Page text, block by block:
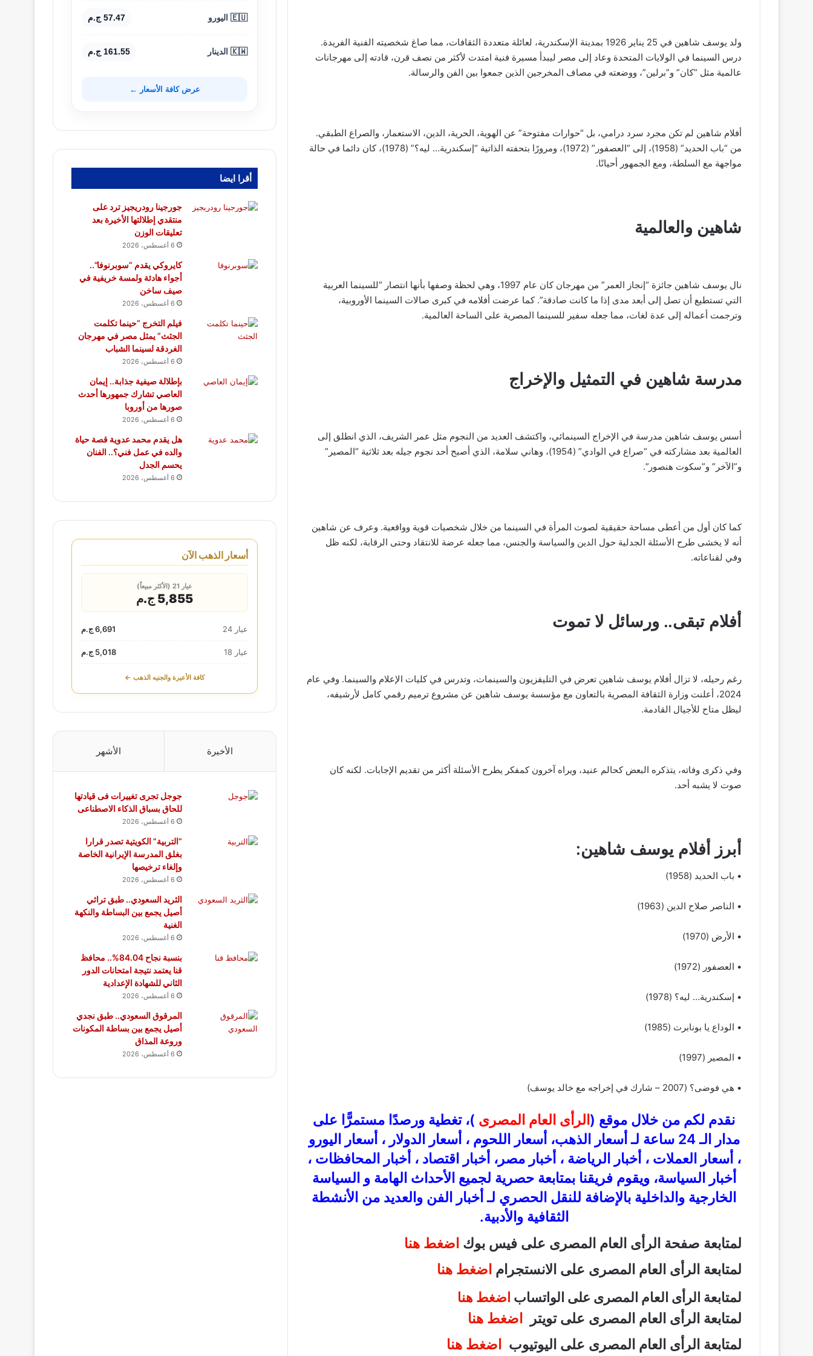
ولد يوسف شاهين في 25 يناير 1926 بمدينة الإسكندرية، لعائلة متعددة الثقافات، مما صاغ شخصيته الفنية الفريدة.
درس السينما في الولايات المتحدة وعاد إلى مصر ليبدأ مسيرة فنية امتدت لأكثر من نصف قرن، قادته إلى مهرجانات
عالمية مثل “كان” و”برلين”، ووضعته في مصاف المخرجين الذين جمعوا بين الفن والرسالة.
أفلام شاهين لم تكن مجرد سرد درامي، بل “حوارات مفتوحة” عن الهوية، الحرية، الدين، الاستعمار، والصراع الطبقي.
من “باب الحديد” (1958)، إلى “العصفور” (1972)، ومرورًا بتحفته الذاتية “إسكندرية… ليه؟” (1978)، كان دائما في حالة
مواجهة مع السلطة، ومع الجمهور أحيانًا.
شاهين والعالمية
نال يوسف شاهين جائزة “إنجاز العمر” من مهرجان كان عام 1997، وهي لحظة وصفها بأنها انتصار “للسينما العربية
التي تستطيع أن تصل إلى أبعد مدى إذا ما كانت صادقة”. كما عرضت أفلامه في كبرى صالات السينما الأوروبية،
وترجمت أعماله إلى عدة لغات، مما جعله سفير للسينما المصرية على الساحة العالمية.
مدرسة شاهين في التمثيل والإخراج
أسس يوسف شاهين مدرسة في الإخراج السينمائي، واكتشف العديد من النجوم مثل عمر الشريف، الذي انطلق إلى
العالمية بعد مشاركته في “صراع في الوادي” (1954)، وهاني سلامة، الذي أصبح أحد نجوم جيله بعد ثلاثية “المصير”
و”الآخر” و”سكوت هنصور”.
كما كان أول من أعطى مساحة حقيقية لصوت المرأة في السينما من خلال شخصيات قوية وواقعية. وعرف عن شاهين
أنه لا يخشى طرح الأسئلة الجدلية حول الدين والسياسة والجنس، مما جعله عرضة للانتقاد وحتى الرقابة، لكنه ظل
وفي لقناعاته.
أفلام تبقى.. ورسائل لا تموت
رغم رحيله، لا تزال أفلام يوسف شاهين تعرض في التليفزيون والسينمات، وتدرس في كليات الإعلام والسينما. وفي عام
2024، أعلنت وزارة الثقافة المصرية بالتعاون مع مؤسسة يوسف شاهين عن مشروع ترميم رقمي كامل لأرشيفه،
ليظل متاح للأجيال القادمة.
وفي ذكرى وفاته، يتذكره البعض كحالم عنيد، ويراه آخرون كمفكر يطرح الأسئلة أكثر من تقديم الإجابات. لكنه كان
صوت لا يشبه أحد.
أبرز أفلام يوسف شاهين:
• باب الحديد (1958)
• الناصر صلاح الدين (1963)
• الأرض (1970)
• العصفور (1972)
• إسكندرية… ليه؟ (1978)
• الوداع يا بونابرت (1985)
• المصير (1997)
• هي فوضى؟ (2007 – شارك في إخراجه مع خالد يوسف)
نقدم لكم من خلال موقع ( الرأى العام المصرى )، تغطية ورصدًا مستمرًّا على
مدار الـ 24 ساعة لـ أسعار الذهب، أسعار اللحوم ، أسعار الدولار ، أسعار اليورو
، أسعار العملات ، أخبار الرياضة ، أخبار مصر، أخبار اقتصاد ، أخبار المحافظات ،
أخبار السياسة، ويقوم فريقنا بمتابعة حصرية لجميع الأحداث الهامة و السياسة
الخارجية والداخلية بالإضافة للنقل الحصري لـ أخبار الفن والعديد من الأنشطة
الثقافية والأدبية.
لمتابعة صفحة الرأى العام المصرى على فيس بوك اضغط هنا
لمتابعة الرأى العام المصرى على الانستجرام اضغط هنا
لمتابعة الرأى العام المصرى على الواتساب اضغط هنا
لمتابعة الرأى العام المصرى على تويتر اضغط هنا
لمتابعة الرأى العام المصرى على اليوتيوب
اضغط هنا
🇪🇺 اليورو 57.47 ج.م
🇰🇼 الدينار 161.55 ج.م
عرض كافة الأسعار ←
أقرا ايضا
جورجينا رودريجيز ترد على
منتقدي إطلالتها الأخيرة بعد
تعليقات الوزن
6 أغسطس، 2026
كايروكي يقدم “سوبرنوفا”..
أجواء هادئة ولمسة خريفية في
صيف ساخن
6 أغسطس، 2026
فيلم التخرج “حينما تكلمت
الجثث” يمثل مصر في مهرجان
الغردقة لسينما الشباب
6 أغسطس، 2026
بإطلالة صيفية جذابة.. إيمان
العاصي تشارك جمهورها أحدث
صورها من أوروبا
6 أغسطس، 2026
هل يقدم محمد عدوية قصة حياة
والده في عمل فني؟.. الفنان
يحسم الجدل
6 أغسطس، 2026
أسعار الذهب الآن
عيار 21 (الأكثر مبيعاً)
5,855 ج.م
عيار 24 6,691 ج.م
عيار 18 5,018 ج.م
كافة الأعيرة والجنيه الذهب ←
الأخيرة الأشهر
جوجل تجرى تغييرات فى قيادتها
للحاق بسباق الذكاء الاصطناعى
6 أغسطس، 2026
“التربية” الكويتية تصدر قرارا
بغلق المدرسة الإيرانية الخاصة
وإلغاء ترخيصها
6 أغسطس، 2026
الثريد السعودي.. طبق تراثي
أصيل يجمع بين البساطة والنكهة
الغنية
6 أغسطس، 2026
بنسبة نجاح 84.04%.. محافظ
قنا يعتمد نتيجة امتحانات الدور
الثاني للشهادة الإعدادية
6 أغسطس، 2026
المرقوق السعودي.. طبق نجدي
أصيل يجمع بين بساطة المكونات
وروعة المذاق
6 أغسطس، 2026